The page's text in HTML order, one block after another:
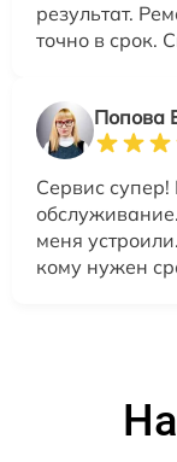
результат.
точно в срок.
Попова
Сервис
меня
кому нужен